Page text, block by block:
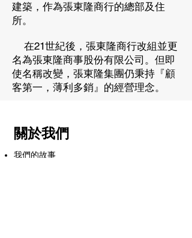
建築，作為張東隆商行的總部及住
所。
在21世紀後，張東隆商行改組並更
名為張東隆商事股份有限公司。但即
使名稱改變，張東隆集團仍秉持『顧
客第一，薄利多銷』的經營理念。
關於我們
我們的故事